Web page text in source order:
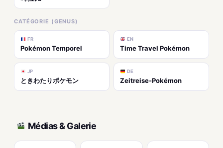
CATÉGORIE (GENUS)
FR
Pokémon Temporel
EN
Time Travel Pokémon
JP
ときわたりポケモン
DE
Zeitreise-Pokémon
Médias & Galerie